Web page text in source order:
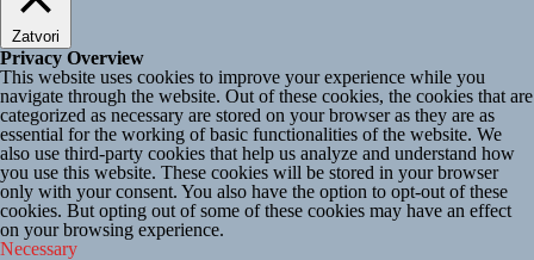
Zatvori
Privacy Overview
This website uses cookies to improve your experience while you
navigate through the website. Out of these cookies, the cookies that are
categorized as necessary are stored on your browser as they are as
essential for the working of basic functionalities of the website. We
also use third-party cookies that help us analyze and understand how
you use this website. These cookies will be stored in your browser
only with your consent. You also have the option to opt-out of these
cookies. But opting out of some of these cookies may have an effect
on your browsing experience.
Necessary